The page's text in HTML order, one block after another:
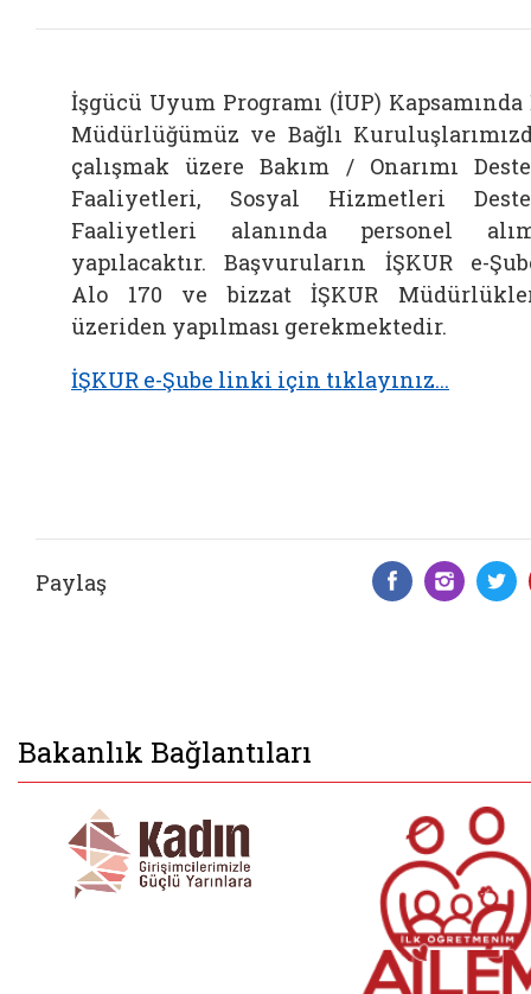
İşgücü Uyum Programı (İUP)
Müdürlüğümüz ve Bağlı
çalışmak üzereBakım / Onarımı
Faaliyetleri, Sosyal Hizmetleri
Faaliyetleri alanında personel
yapılacaktır. Başvuruların İŞKUR e-
Alo 170 ve bizzat İŞKUR
üzeriden yapılması gerekmektedir.
İŞKUR e-Şube linki için tıklayınız...
Paylaş
Bakanlık Bağlantıları